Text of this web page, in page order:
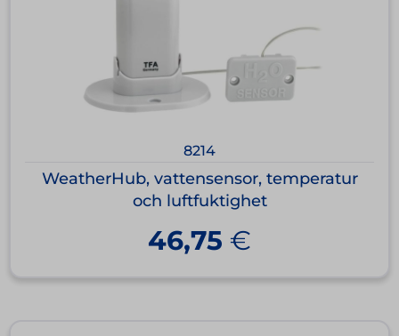
8214
WeatherHub, vattensensor, temperatur
och luftfuktighet
46,75 €